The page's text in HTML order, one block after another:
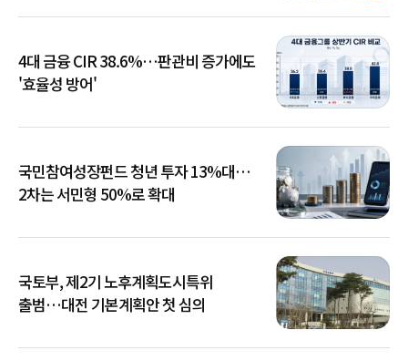
4대 금융 CIR 38.6%…판관비 증가에도
'효율성 방어'
국민참여성장펀드 청년 투자 13%대…
2차는 서민형 50%로 확대
국토부, 제2기 노후계획도시특위
출범…대전 기본계획안 첫 심의